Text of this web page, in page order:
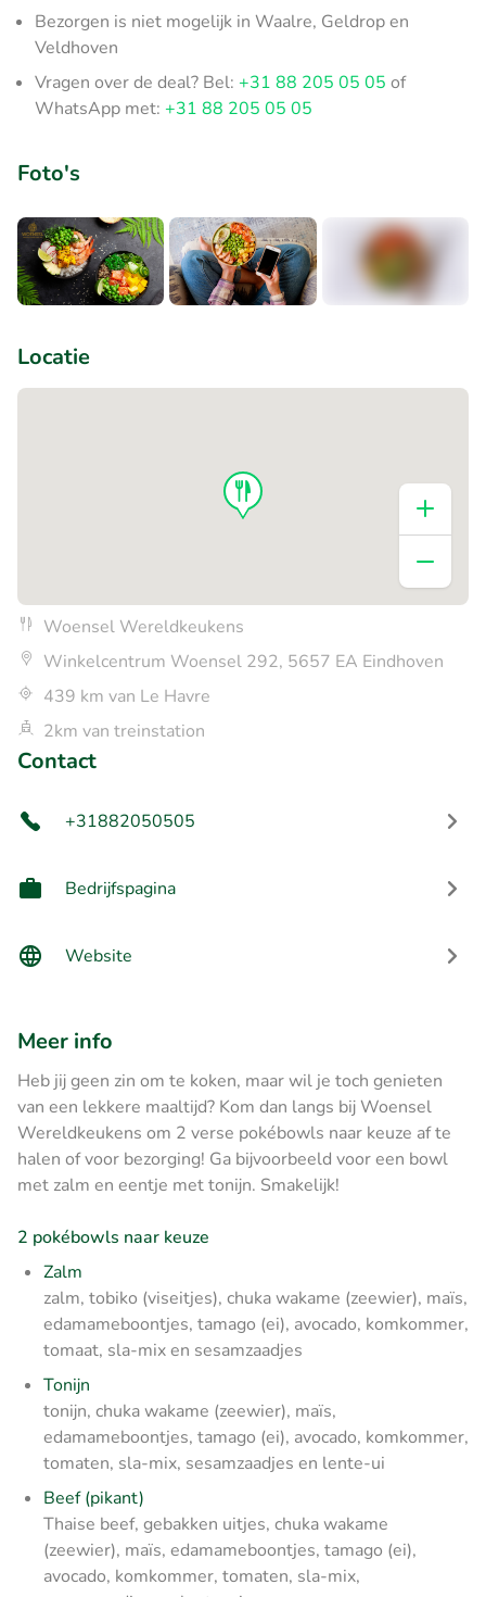
Bezorgen is niet mogelijk in Waalre, Geldrop en
Veldhoven
Vragen over de deal? Bel: +31 88 205 05 05 of
WhatsApp met: +31 88 205 05 05
Foto's
Locatie
Woensel Wereldkeukens
Winkelcentrum Woensel 292, 5657 EA Eindhoven
439 km van Le Havre
2km van treinstation
Contact
+31882050505
Bedrijfspagina
Website
Meer info
Heb jij geen zin om te koken, maar wil je toch genieten
van een lekkere maaltijd? Kom dan langs bij Woensel
Wereldkeukens om 2 verse pokébowls naar keuze af te
halen of voor bezorging! Ga bijvoorbeeld voor een bowl
met zalm en eentje met tonijn. Smakelijk!
2 pokébowls naar keuze
Zalm
zalm, tobiko (viseitjes), chuka wakame (zeewier), maïs,
edamameboontjes, tamago (ei), avocado, komkommer,
tomaat, sla-mix en sesamzaadjes
Tonijn
tonijn, chuka wakame (zeewier), maïs,
edamameboontjes, tamago (ei), avocado, komkommer,
tomaten, sla-mix, sesamzaadjes en lente-ui
Beef (pikant)
Thaise beef, gebakken uitjes, chuka wakame
(zeewier), maïs, edamameboontjes, tamago (ei),
avocado, komkommer, tomaten, sla-mix,